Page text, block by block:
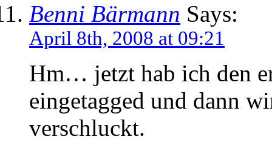
Benni Bärmann Says:
April 8th, 2008 at 09:21
Hm… jetzt hab ich den
eingetagged und dann
verschluckt.